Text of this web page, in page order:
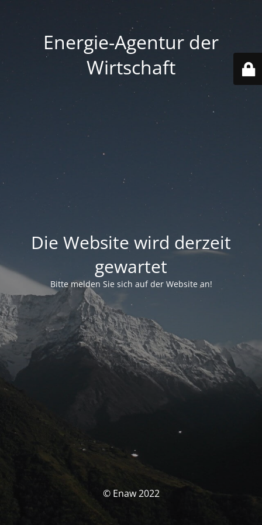
Energie-Agentur der
Wirtschaft
Die Website wird derzeit
gewartet
Bitte melden Sie sich auf der Website an!
© Enaw 2022